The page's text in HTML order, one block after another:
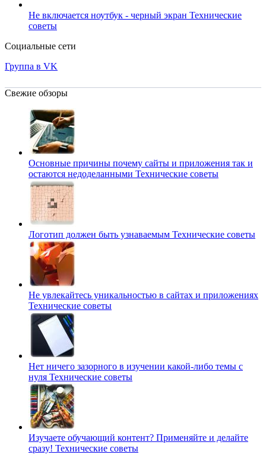
Не включается ноутбук - черный экран Технические
советы
Социальные сети
Группа в VK
Свежие обзоры
Основные причины почему сайты и приложения так и
остаются недоделанными Технические советы
Логотип должен быть узнаваемым Технические советы
Не увлекайтесь уникальностью в сайтах и приложениях
Технические советы
Нет ничего зазорного в изучении какой-либо темы с
нуля Технические советы
Изучаете обучающий контент? Применяйте и делайте
сразу! Технические советы